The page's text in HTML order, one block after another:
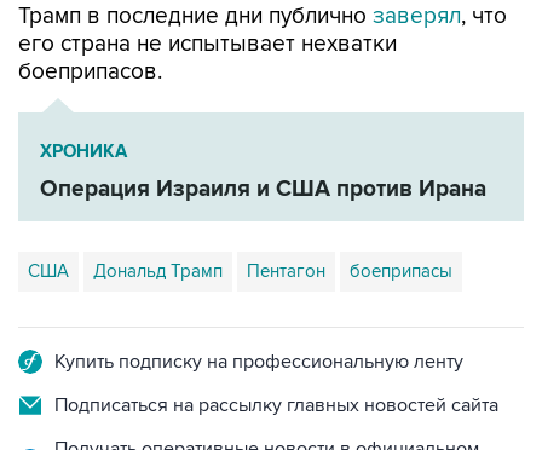
Трамп в последние дни публично заверял, что
его страна не испытывает нехватки
боеприпасов.
ХРОНИКА
Операция Израиля и США против Ирана
США Дональд Трамп Пентагон боеприпасы
Купить подписку на профессиональную ленту
Подписаться на рассылку главных новостей сайта